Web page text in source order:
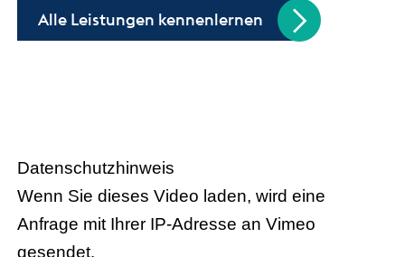
Alle Leistungen kennenlernen
Datenschutzhinweis
Wenn Sie dieses Video laden, wird eine
Anfrage mit Ihrer IP-Adresse an Vimeo
gesendet.